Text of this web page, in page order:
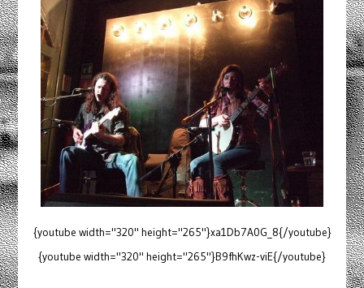
{youtube width="320" height="265"}xa1Db7A0G_8{/youtube}
{youtube width="320" height="265"}B9fhKwz-viE{/youtube}